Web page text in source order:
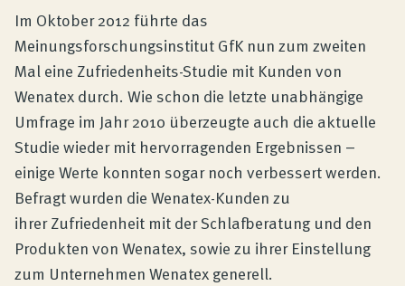
Im Oktober 2012 führte das
Meinungsforschungsinstitut GfK nun zum zweiten
Mal eine Zufriedenheits-Studie mit Kunden von
Wenatex durch. Wie schon die letzte unabhängige
Umfrage im Jahr 2010 überzeugte auch die aktuelle
Studie wieder mit hervorragenden Ergebnissen –
einige Werte konnten sogar noch verbessert werden.
Befragt wurden die Wenatex-Kunden zu
ihrer Zufriedenheit mit der Schlafberatung und den
Produkten von Wenatex, sowie zu ihrer Einstellung
zum Unternehmen Wenatex generell.